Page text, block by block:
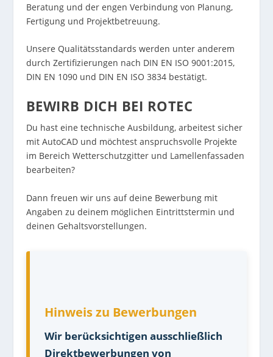
Beratung und der engen Verbindung von Planung,
Fertigung und Projektbetreuung.
Unsere Qualitätsstandards werden unter anderem
durch Zertifizierungen nach DIN EN ISO 9001:2015,
DIN EN 1090 und DIN EN ISO 3834 bestätigt.
BEWIRB DICH BEI ROTEC
Du hast eine technische Ausbildung, arbeitest sicher
mit AutoCAD und möchtest anspruchsvolle Projekte
im Bereich Wetterschutzgitter und Lamellenfassaden
bearbeiten?
Dann freuen wir uns auf deine Bewerbung mit
Angaben zu deinem möglichen Eintrittstermin und
deinen Gehaltsvorstellungen.
Hinweis zu Bewerbungen
Wir berücksichtigen ausschließlich
Direktbewerbungen von